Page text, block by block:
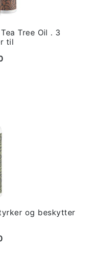
Tree Oil . 3
til
og beskytter